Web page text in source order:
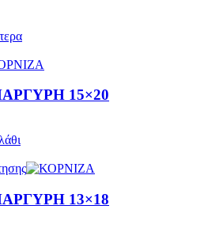
15×20
13×18